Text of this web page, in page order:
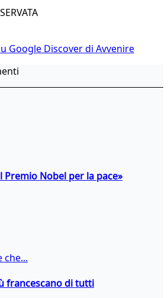
Google Discover di Avvenire
Premio Nobel per la pace»
che...
francescano di tutti